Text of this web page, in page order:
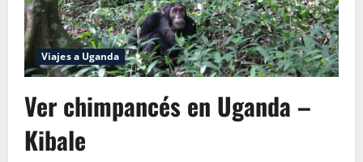
Viajes a Uganda
Ver chimpancés en Uganda –
Kibale